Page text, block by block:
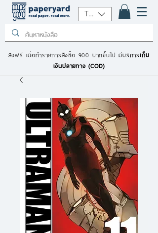
THB (฿)
ส่งฟรี เมื่อทำรายการสั่งซื้อ 900 บาทขึ้นไปมีบริการเก็บ
เงินปลายทาง (COD)